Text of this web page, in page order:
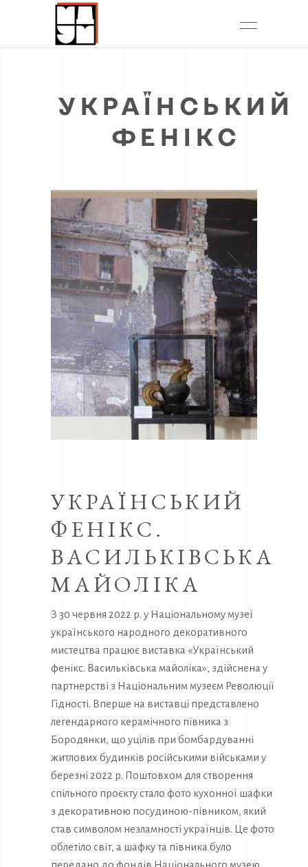
УКРАЇНСЬКИЙ
ФЕНІКС
УКРАЇНСЬКИЙ
ФЕНІКС.
ВАСИЛЬКІВСЬКА
МАЙОЛІКА
З 30 червня 2022 р. у Національному музеї
українського народного декоративного
мистецтва працює виставка «Український
фенікс. Васильківська майоліка», здійснена у
партнерстві з Національним музеєм Революції
Гідності. Вперше на виставці представлено
легендарного керамічного півника з
Бородянки, що уцілів при бомбардуванні
житлових будинків російськими військами у
березні 2022 р. Поштовхом для створення
спільного проєкту стало фото кухонної шафки
з декоративною посудиною-півником, який
став символом незламності українців. Це фото
облетіло світ, а шафку та півника було
передано до фондів Національного музею